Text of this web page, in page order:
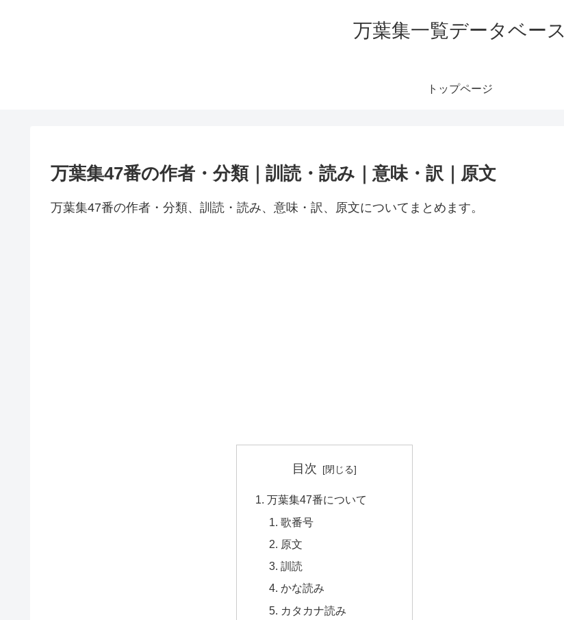
万葉集一覧データベース
トップページ
万葉集47番の作者・分類｜訓読・読み｜意味・訳｜原文
万葉集47番の作者・分類、訓読・読み、意味・訳、原文についてまとめます。
目次
万葉集47番について
歌番号
原文
訓読
かな読み
カタカナ読み